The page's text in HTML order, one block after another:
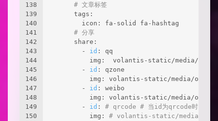
138
139
140
141
142
143
144
145
146
147
148
149
150
# 文章标签
      tags:
        icon: fa-solid fa-hashtag
# 分享
      share:
        -
id : qq
img:  volantis-static/media/
        -
id : qzone
img: volantis-static/media/
        -
id : weibo
img: volantis-static/media/
        -
id : # qrcode # 当id为qrcode时需要
          img:
# volantis-static/media/